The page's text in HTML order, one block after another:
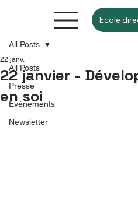
Ecole
All Posts
Presse
Evénements
Newsletter
All Posts
22 janvier -
en soi
22 janv.